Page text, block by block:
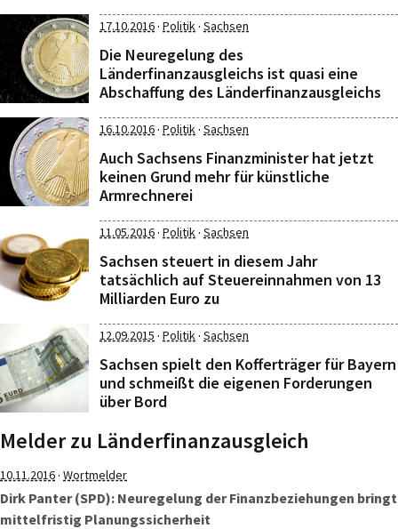
17.10.2016· Politik· Sachsen
Die Neuregelung des
Länderfinanzausgleichs ist quasi eine
Abschaffung des Länderfinanzausgleichs
16.10.2016· Politik· Sachsen
Auch Sachsens Finanzminister hat jetzt
keinen Grund mehr für künstliche
Armrechnerei
11.05.2016· Politik· Sachsen
Sachsen steuert in diesem Jahr
tatsächlich auf Steuereinnahmen von 13
Milliarden Euro zu
12.09.2015 · Politik· Sachsen
Sachsen spielt den Kofferträger für Bayern
und schmeißt die eigenen Forderungen
über Bord
Melder zu Länderfinanzausgleich
10.11.2016· Wortmelder
Dirk Panter (SPD): Neuregelung der Finanzbeziehungen bringt
mittelfristig Planungssicherheit